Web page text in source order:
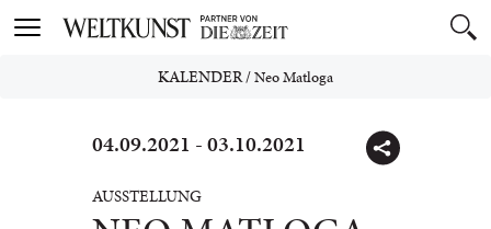
Toggle
KALENDER/Neo Matloga
04.09.2021 - 03.10.2021
AUSSTELLUNG